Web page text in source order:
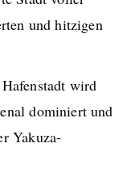
und hitzigen
wird
dominiert und
Yakuza-